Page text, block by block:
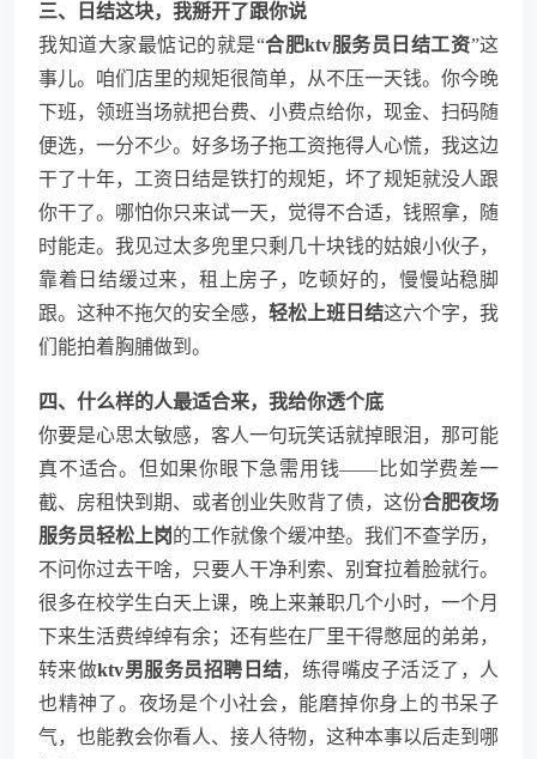
三、日结这块，我掰开了跟你说
我知道大家最惦记的就是“合肥ktv服务员日结工资”这
事儿。咱们店里的规矩很简单，从不压一天钱。你今晚
下班，领班当场就把台费、小费点给你，现金、扫码随
便选，一分不少。好多场子拖工资拖得人心慌，我这边
干了十年，工资日结是铁打的规矩，坏了规矩就没人跟
你干了。哪怕你只来试一天，觉得不合适，钱照拿，随
时能走。我见过太多兜里只剩几十块钱的姑娘小伙子，
靠着日结缓过来，租上房子，吃顿好的，慢慢站稳脚
跟。这种不拖欠的安全感， 轻松上班日结这六个字，我
们能拍着胸脯做到。
四、什么样的人最适合来，我给你透个底
你要是心思太敏感，客人一句玩笑话就掉眼泪，那可能
真不适合。但如果你眼下急需用钱——比如学费差一
截、房租快到期、或者创业失败背了债，这份合肥夜场
服务员轻松上岗的工作就像个缓冲垫。我们不查学历，
不问你过去干啥，只要人干净利索、别耷拉着脸就行。
很多在校学生白天上课，晚上来兼职几个小时，一个月
下来生活费绰绰有余；还有些在厂里干得憋屈的弟弟，
转来做ktv男服务员招聘日结，练得嘴皮子活泛了，人
也精神了。夜场是个小社会，能磨掉你身上的书呆子
气，也能教会你看人、接人待物，这种本事以后走到哪